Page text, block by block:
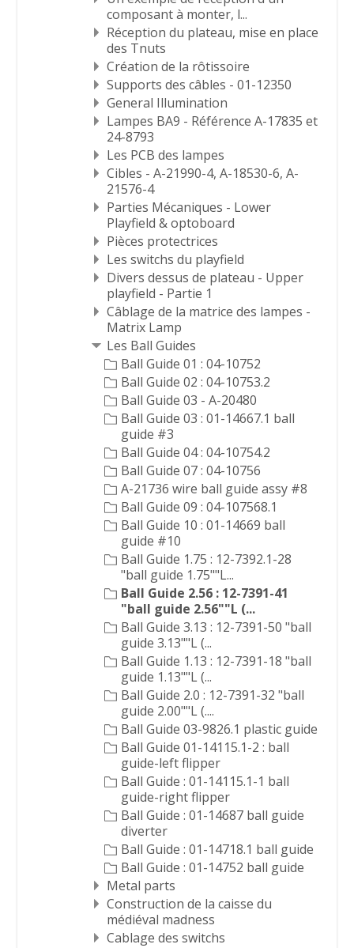
composant à monter, l...
Réception du plateau, mise en place
des Tnuts
Création de la rôtissoire
Supports des câbles - 01-12350
General Illumination
Lampes BA9 - Référence A-17835 et
24-8793
Les PCB des lampes
Cibles - A-21990-4, A-18530-6, A-
21576-4
Parties Mécaniques - Lower
Playfield & optoboard
Pièces protectrices
Les switchs du playfield
Divers dessus de plateau - Upper
playfield - Partie 1
Câblage de la matrice des lampes -
Matrix Lamp
Les Ball Guides
Ball Guide 01 : 04-10752
Ball Guide 02 : 04-10753.2
Ball Guide 03 - A-20480
Ball Guide 03 : 01-14667.1 ball
guide #3
Ball Guide 04 : 04-10754.2
Ball Guide 07 : 04-10756
A-21736 wire ball guide assy #8
Ball Guide 09 : 04-107568.1
Ball Guide 10 : 01-14669 ball
guide #10
Ball Guide 1.75 : 12-7392.1-28
"ball guide 1.75""L...
Ball Guide 2.56 : 12-7391-41
"ball guide 2.56""L (...
Ball Guide 3.13 : 12-7391-50 "ball
guide 3.13""L (...
Ball Guide 1.13 : 12-7391-18 "ball
guide 1.13""L (...
Ball Guide 2.0 : 12-7391-32 "ball
guide 2.00""L (....
Ball Guide 03-9826.1 plastic guide
Ball Guide 01-14115.1-2 : ball
guide-left flipper
Ball Guide : 01-14115.1-1 ball
guide-right flipper
Ball Guide : 01-14687 ball guide
diverter
Ball Guide : 01-14718.1 ball guide
Ball Guide : 01-14752 ball guide
Metal parts
Construction de la caisse du
médiéval madness
Cablage des switchs